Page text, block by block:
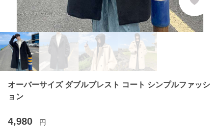
オーバーサイズ ダブルブレスト コート シンプルファッシ
ョン
4,980 円